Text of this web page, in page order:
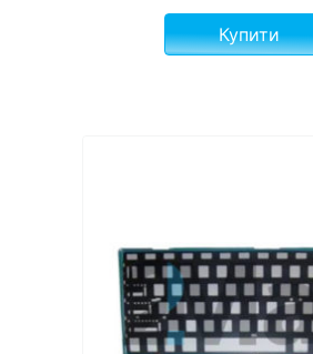
Купити